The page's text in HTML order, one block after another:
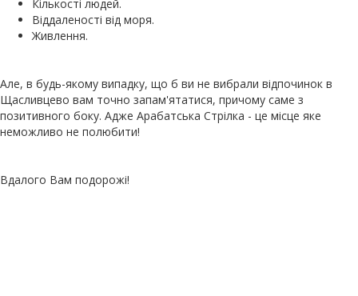
Кількості людей.
Віддаленості від моря.
Живлення.
Але, в будь-якому випадку, що б ви не вибрали відпочинок в
Щасливцево вам точно запам'ятатися, причому саме з
позитивного боку. Адже Арабатська Стрілка - це місце яке
неможливо не полюбити!
Вдалого Вам подорожі!